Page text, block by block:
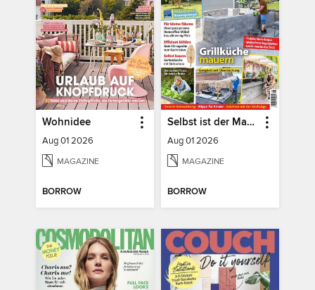
Wohnidee
Aug 01 2026
MAGAZINE
BORROW
Selbst ist der Mann
Aug 01 2026
MAGAZINE
BORROW